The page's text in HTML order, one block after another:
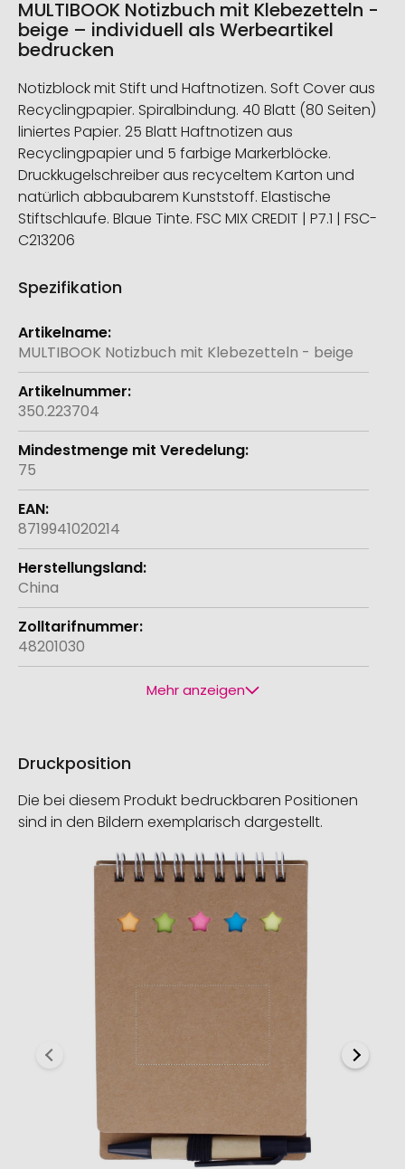
MULTIBOOK Notizbuch mit Klebezetteln -
beige – individuell als Werbeartikel
bedrucken
Notizblock mit Stift und Haftnotizen. Soft Cover aus
Recyclingpapier. Spiralbindung. 40 Blatt (80 Seiten)
liniertes Papier. 25 Blatt Haftnotizen aus
Recyclingpapier und 5 farbige Markerblöcke.
Druckkugelschreiber aus recyceltem Karton und
natürlich abbaubarem Kunststoff. Elastische
Stiftschlaufe. Blaue Tinte. FSC MIX CREDIT | P7.1 | FSC-
C213206
Spezifikation
Weitere
Informationen
MULTIBOOK Notizbuch mit Klebezetteln - beige
350.223704
75
8719941020214
China
48201030
Mehr anzeigen
Druckposition
Die bei diesem Produkt bedruckbaren Positionen
sind in den Bildern exemplarisch dargestellt.